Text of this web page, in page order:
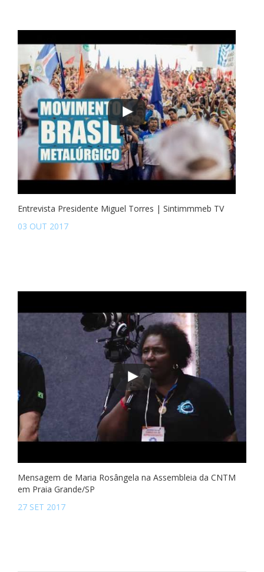
Entrevista Presidente Miguel Torres | Sintimmmeb TV
03 OUT 2017
Mensagem de Maria Rosângela na Assembleia da CNTM
em Praia Grande/SP
27 SET 2017